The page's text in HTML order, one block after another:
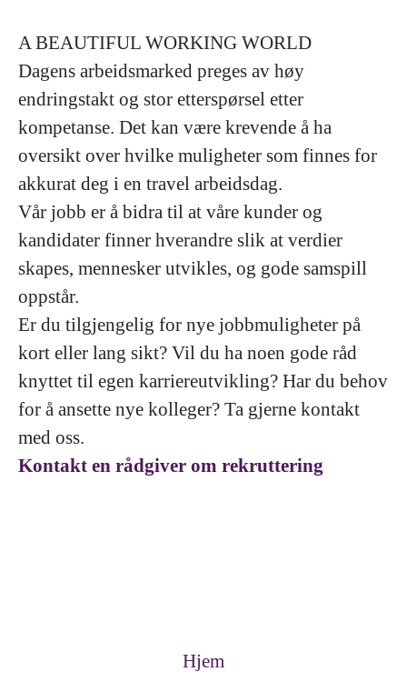
A BEAUTIFUL WORKING WORLD
Dagens arbeidsmarked preges av høy
endringstakt og stor etterspørsel etter
kompetanse. Det kan være krevende å ha
oversikt over hvilke muligheter som finnes for
akkurat deg i en travel arbeidsdag.
Vår jobb er å bidra til at våre kunder og
kandidater finner hverandre slik at verdier
skapes, mennesker utvikles, og gode samspill
oppstår.
Er du tilgjengelig for nye jobbmuligheter på
kort eller lang sikt? Vil du ha noen gode råd
knyttet til egen karriereutvikling? Har du behov
for å ansette nye kolleger? Ta gjerne kontakt
med oss.
Kontakt en rådgiver om rekruttering
Hjem